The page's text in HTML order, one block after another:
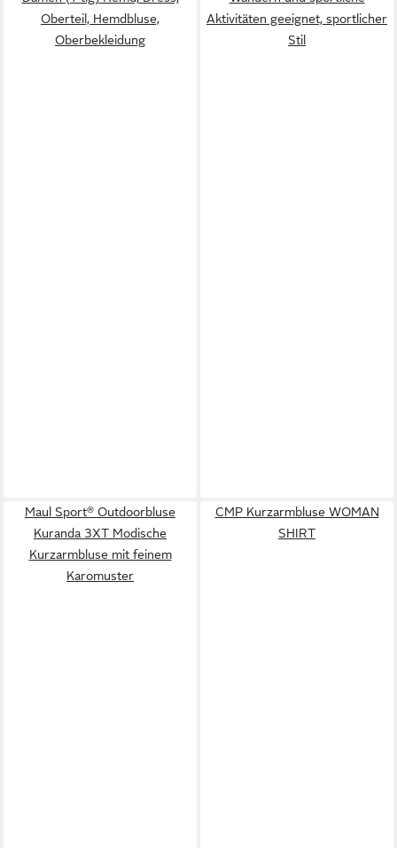
Oberteil, Hemdbluse,
Oberbekleidung
Aktivitäten geeignet, sportlicher
Stil
Maul Sport® Outdoorbluse
Kuranda 3XT Modische
Kurzarmbluse mit feinem
Karomuster
CMP Kurzarmbluse WOMAN
SHIRT